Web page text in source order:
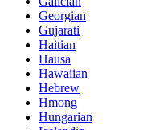
Georgian
Gujarati
Haitian
Hausa
Hawaiian
Hebrew
Hmong
Hungarian